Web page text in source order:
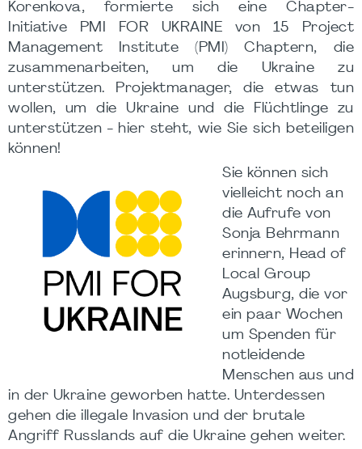
Korenkova, formierte sich eine Chapter-
Initiative PMI FOR UKRAINE von 15 Project
Management Institute (PMI) Chaptern, die
zusammenarbeiten, um die Ukraine zu
unterstützen. Projektmanager, die etwas tun
wollen, um die Ukraine und die Flüchtlinge zu
unterstützen - hier steht, wie Sie sich beteiligen
können!
Sie können sich
vielleicht noch an
die Aufrufe von
Sonja Behrmann
erinnern, Head of
Local Group
Augsburg, die vor
ein paar Wochen
um Spenden für
notleidende
Menschen aus und
in der Ukraine geworben hatte. Unterdessen
gehen die illegale Invasion und der brutale
Angriff Russlands auf die Ukraine gehen weiter.